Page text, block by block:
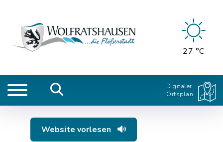
27 °C
Digitaler
Ortsplan
Website vorlesen